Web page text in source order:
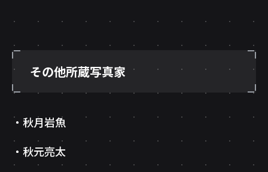
その他所蔵写真家
秋月岩魚
秋元亮太